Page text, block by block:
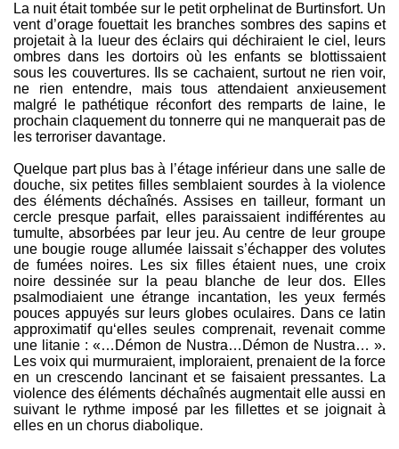
La nuit était tombée sur le petit orphelinat de Burtinsfort. Un
vent d’orage fouettait les branches sombres des sapins et
projetait à la lueur des éclairs qui déchiraient le ciel, leurs
ombres dans les dortoirs où les enfants se blottissaient
sous les couvertures. Ils se cachaient, surtout ne rien voir,
ne rien entendre, mais tous attendaient anxieusement
malgré le pathétique réconfort des remparts de laine, le
prochain claquement du tonnerre qui ne manquerait pas de
les terroriser davantage.
Quelque part plus bas à l’étage inférieur dans une salle de
douche, six petites filles semblaient sourdes à la violence
des éléments déchaînés. Assises en tailleur, formant un
cercle presque parfait, elles paraissaient indifférentes au
tumulte, absorbées par leur jeu. Au centre de leur groupe
une bougie rouge allumée laissait s’échapper des volutes
de fumées noires. Les six filles étaient nues, une croix
noire dessinée sur la peau blanche de leur dos. Elles
psalmodiaient une étrange incantation, les yeux fermés
pouces appuyés sur leurs globes oculaires. Dans ce latin
approximatif qu‘elles seules comprenait, revenait comme
une litanie : «…Démon de Nustra…Démon de Nustra… ».
Les voix qui murmuraient, imploraient, prenaient de la force
en un crescendo lancinant et se faisaient pressantes. La
violence des éléments déchaînés augmentait elle aussi en
suivant le rythme imposé par les fillettes et se joignait à
elles en un chorus diabolique.